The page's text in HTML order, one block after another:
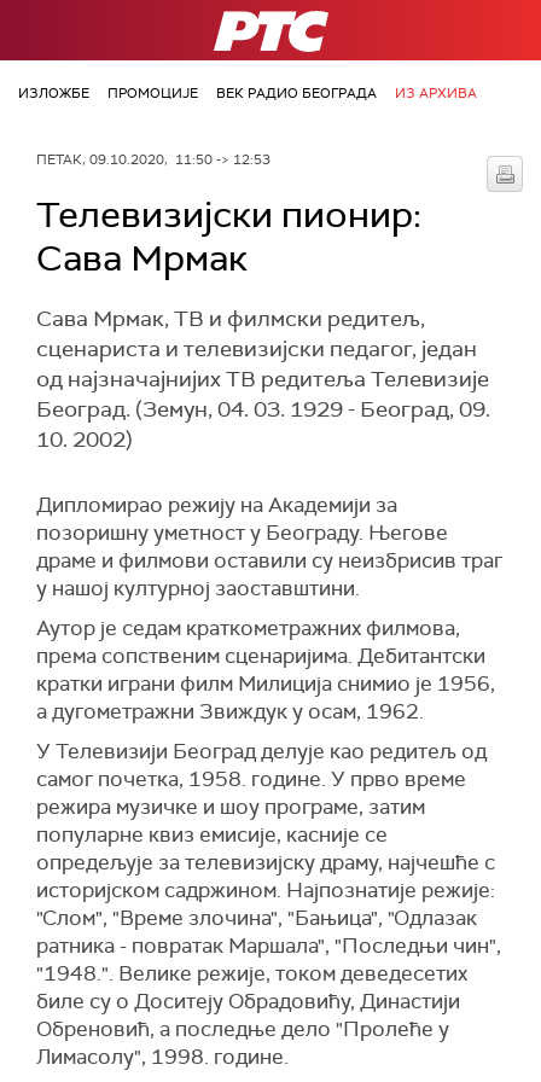
РТС
ИЗЛОЖБЕ ПРОМОЦИЈЕ ВЕК РАДИО БЕОГРАДА ИЗ АРХИВА
ПЕТАК, 09.10.2020, 11:50 -> 12:53
Телевизијски пионир:
Сава Мрмак
Сава Мрмак, ТВ и филмски редитељ,
сценариста и телевизијски педагог, један
од најзначајнијих ТВ редитеља Телевизије
Београд. (Земун, 04. 03. 1929 - Београд, 09.
10. 2002)
Дипломирао режију на Академији за
позоришну уметност у Београду. Његове
драме и филмови оставили су неизбрисив траг
у нашој културној заоставштини.
Аутор је седам краткометражних филмова,
према сопственим сценаријима. Дебитантски
кратки играни филм Милиција снимио је 1956,
а дугометражни Звиждук у осам, 1962.
У Телевизији Београд делује као редитељ од
самог почетка, 1958. године. У прво време
режира музичке и шоу програме, затим
популарне квиз емисије, касније се
опредељује за телевизијску драму, најчешће с
историјском садржином. Најпознатије режије:
"Слом", "Време злочина", "Бањица", "Одлазак
ратника - повратак Маршала", "Последњи чин",
"1948.". Велике режије, током деведесетих
биле су о Доситеју Обрадовићу, Династији
Обреновић, а последње дело "Пролеће у
Лимасолу", 1998. године.